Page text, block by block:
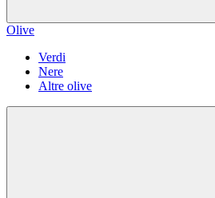
Olive
Verdi
Nere
Altre olive